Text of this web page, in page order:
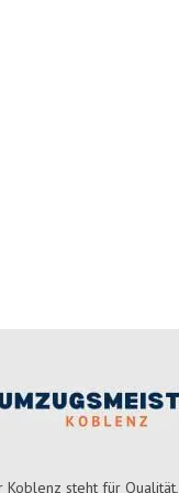
Koblenz steht für Qualität,